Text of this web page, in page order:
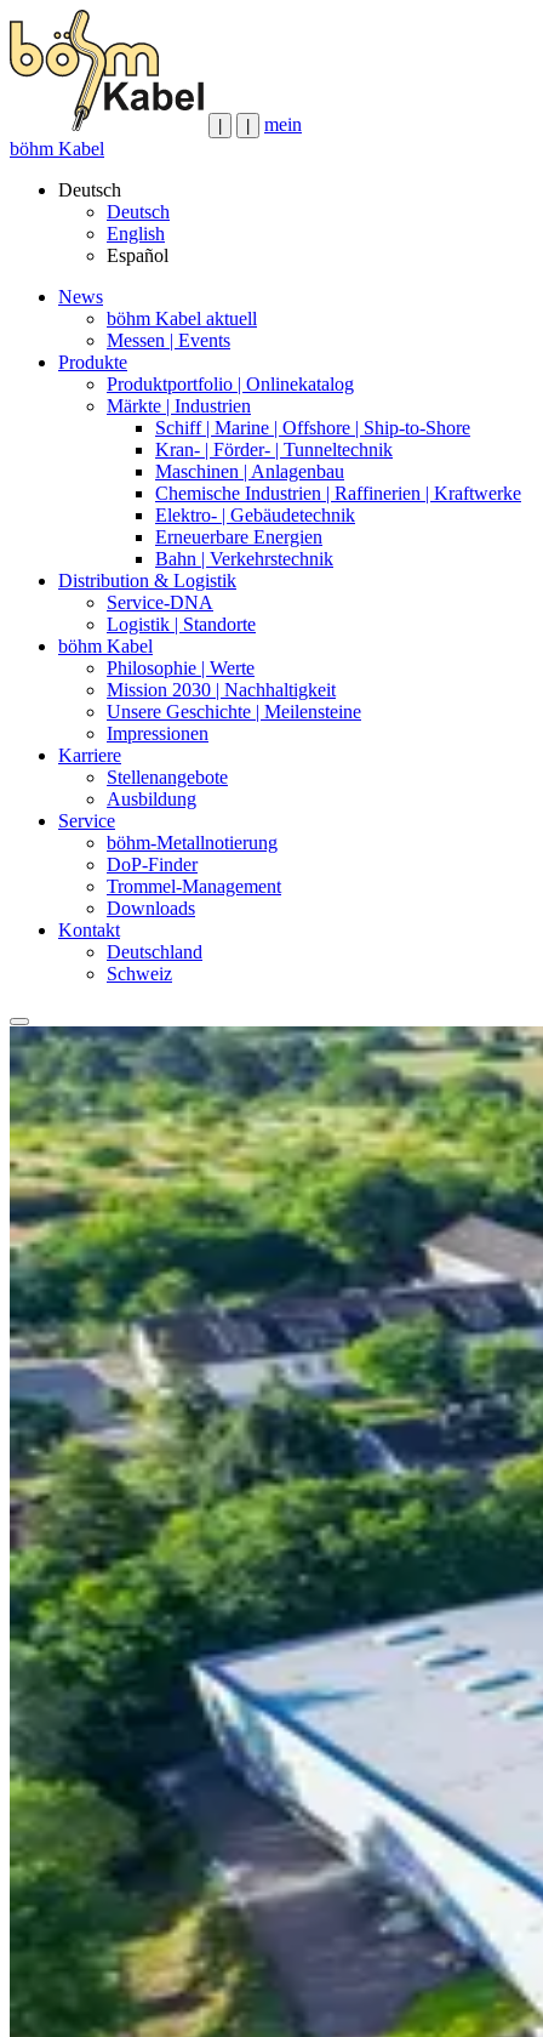
mein
böhm Kabel
Deutsch
Deutsch
English
Español
News
böhm Kabel aktuell
Messen | Events
Produkte
Produktportfolio | Onlinekatalog
Märkte | Industrien
Schiff | Marine | Offshore | Ship-to-Shore
Kran- | Förder- | Tunneltechnik
Maschinen | Anlagenbau
Chemische Industrien | Raffinerien | Kraftwerke
Elektro- | Gebäudetechnik
Erneuerbare Energien
Bahn | Verkehrstechnik
Distribution & Logistik
Service-DNA
Logistik | Standorte
böhm Kabel
Philosophie | Werte
Mission 2030 | Nachhaltigkeit
Unsere Geschichte | Meilensteine
Impressionen
Karriere
Stellenangebote
Ausbildung
Service
böhm-Metallnotierung
DoP-Finder
Trommel-Management
Downloads
Kontakt
Deutschland
Schweiz